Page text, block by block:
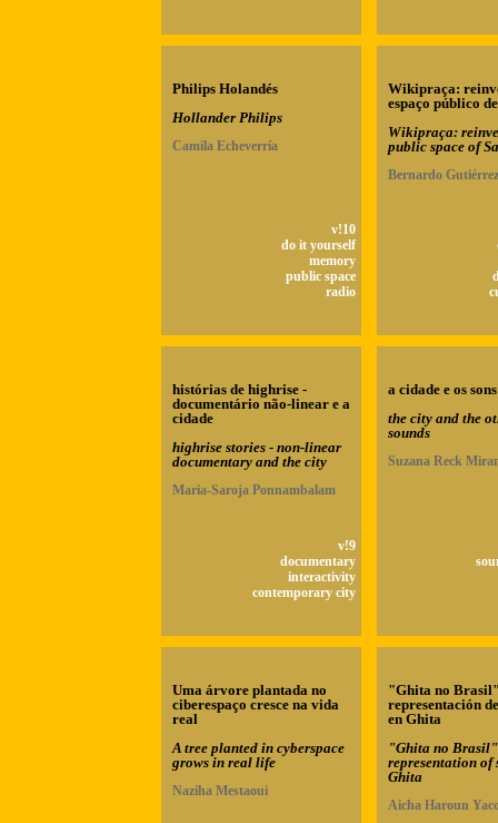
Philips Holandés
Hollander Philips
Camila Echeverría
v!10
do it yourself
memory
public space
radio
Wikipraça:
espaço público
Wikipraça:
public space of
Bernardo Gutiérrez
histórias de highrise -
documentário não-linear e a
cidade
highrise stories - non-linear
documentary and the city
Maria-Saroja Ponnambalam
v!9
documentary
interactivity
contemporary city
a cidade e os
the city and the
sounds
Suzana Reck
Uma árvore plantada no
ciberespaço cresce na vida
real
A tree planted in cyberspace
grows in real life
Naziha Mestaoui
"Ghita no
representación
en Ghita
"Ghita no
representation of
Ghita
Aicha Haroun